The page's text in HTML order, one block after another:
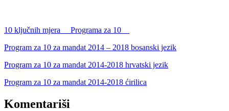
10 ključnih mjera __Programa za 10__
Program za 10 za mandat 2014 – 2018 bosanski jezik
Program za 10 za mandat 2014-2018 hrvatski jezik
Program za 10 za mandat 2014-2018 ćirilica
Komentariši